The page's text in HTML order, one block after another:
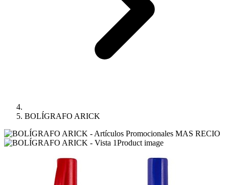
BOLÍGRAFO ARICK
Product image